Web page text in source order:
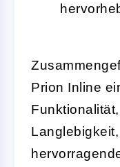
Prion Inline